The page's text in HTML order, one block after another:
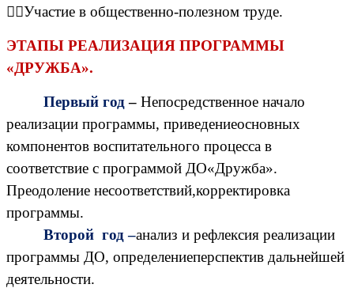
Участие в общественно-полезном труде.
ЭТАПЫ РЕАЛИЗАЦИЯ ПРОГРАММЫ
«ДРУЖБА».
Первый год–Непосредственное начало
реализации программы, приведениеосновных
компонентов воспитательного процесса в
соответствие с программой ДО«Дружба».
Преодоление несоответствий,корректировка
программы.
Второй год –анализ и рефлексия реализации
программы ДО, определениеперспектив дальнейшей
деятельности.